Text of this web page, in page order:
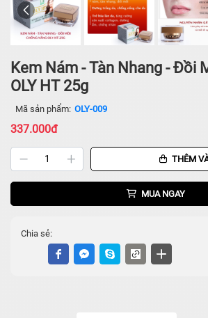
Kem Nám - Tàn Nhang - Đồi
OLY HT 25g
Mã sản phẩm: OLY-009
337.000đ
THÊM
MUA NGAY
Chia sẻ: